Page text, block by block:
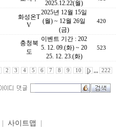
2025.12.22(월)
화성온T
V
2025년 12월 15일
(월) ~ 12월 26일
(금)
420
충청북
도
이벤트 기간 : 202
5. 12. 09.(화) ~ 20
25. 12. 23.(화)
523
2 3 4 5 6 7 8 9 10 ,,, 222
사이트맵